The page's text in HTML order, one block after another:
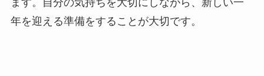
ます。自分の気持ちを大切にしながら、新しい一
年を迎える準備をすることが大切です。